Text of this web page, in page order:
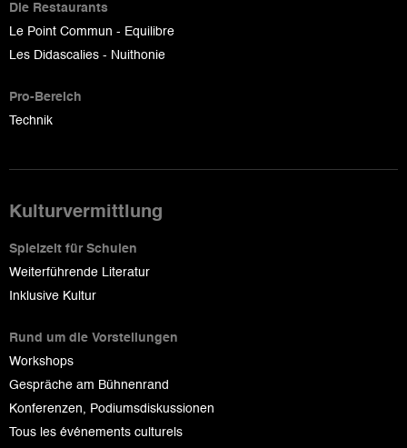
Die Restaurants
Le Point Commun - Equilibre
Les Didascalies - Nuithonie
Pro-Bereich
Technik
Kulturvermittlung
Spielzeit für Schulen
Weiterführende Literatur
Inklusive Kultur
Rund um die Vorstellungen
Workshops
Gespräche am Bühnenrand
Konferenzen, Podiumsdiskussionen
Tous les événements culturels